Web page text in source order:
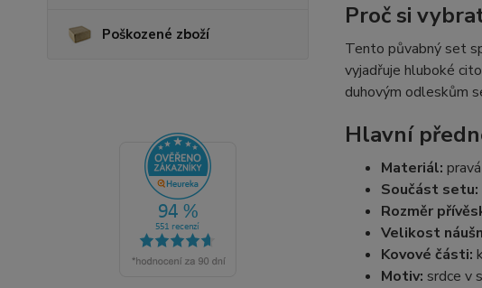
Poškozené zboží
Proč si
Tento půvabný set
vyjadřuje hluboké
duhovým odleskům
Hlavní
Materiál:
Součást setu:
Rozměr
Velikost
Kovové části:
Motiv: srdce v